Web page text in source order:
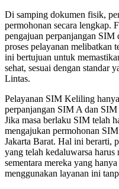
Di samping dokumen fisik,
permohonan secara lengkap.
pengajuan perpanjangan SIM
proses pelayanan melibatkan
ini bertujuan untuk
sehat, sesuai dengan standar
Lintas.
Pelayanan SIM Keliling
perpanjangan SIM A dan
Jika masa berlaku SIM telah
mengajukan permohonan
Jakarta Barat. Hal ini berarti,
yang telah kedaluwarsa
sementara mereka yang
menggunakan layanan ini